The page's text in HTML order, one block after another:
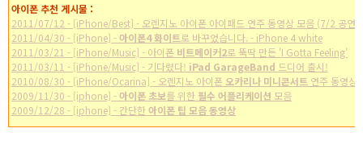
아이폰 추천 게시물 :
2011/07/12 - [iPhone/Best] - 오렌지노 아이폰 아이패드 연주 동영상 모음 (7/2 공연)
2011/04/30 - [iPhone] -아이폰4 화이트로 바꾸었습니다. - iPhone 4 white
2011/03/21 - [iPhone/Music] - 아이폰 비트메이커2로 뚝딱 만든 'I Gotta Feeling'
2011/03/11 - [iPhone/Music] - 기다렸다! iPad GarageBand 드디어 출시!
2010/08/30 - [iPhone/Ocarina] - 오렌지노 아이폰 오카리나 미니콘서트 연주 동영상
2009/11/30 - [iphone] -아이폰 초보를 위한 필수 어플리케이션 모음
2009/12/28 - [iphone] - 간단한아이폰 팁 모음 동영상